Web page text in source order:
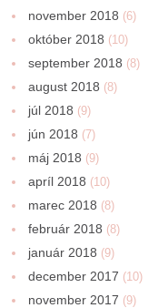
november 2018 (6)
október 2018 (10)
september 2018 (8)
august 2018 (8)
júl 2018 (9)
jún 2018 (7)
máj 2018 (9)
apríl 2018 (10)
marec 2018 (8)
február 2018 (8)
január 2018 (9)
december 2017 (10)
november 2017 (9)